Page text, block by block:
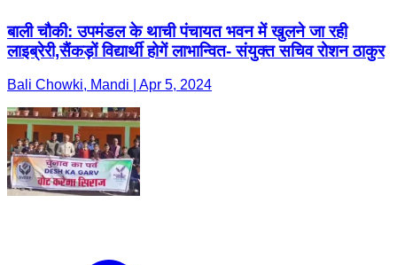
बाली चौकी: उपमंडल के थाची पंचायत भवन में खुलने जा रही
लाइब्रेरी,सैंकड़ों विद्यार्थी होगें लाभान्वित- संयुक्त सचिव रोशन ठाकुर
Bali Chowki, Mandi | Apr 5, 2024